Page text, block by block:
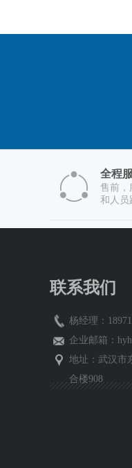
全程
售前，
和人员
联系我们
杨经理：
企业邮箱：
地址：武汉市
合楼908